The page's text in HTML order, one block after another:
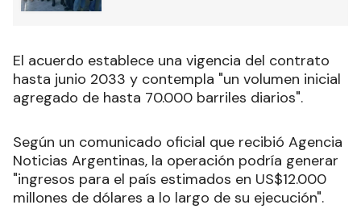
El acuerdo establece una vigencia del contrato
hasta junio 2033 y contempla "un volumen inicial
agregado de hasta 70.000 barriles diarios".
Según un comunicado oficial que recibió Agencia
Noticias Argentinas, la operación podría generar
"ingresos para el país estimados en US$12.000
millones de dólares a lo largo de su ejecución".